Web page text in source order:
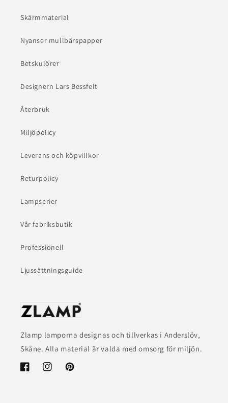
Skärmmaterial
Nyanser mullbärspapper
Betskulörer
Designern Lars Bessfelt
Återbruk
Miljöpolicy
Leverans och köpvillkor
Returpolicy
Lampserier
Vår fabriksbutik
Professionell
Ljussättningsguide
Zlamp lamporna designas och tillverkas i Anderslöv,
Skåne. Alla material är valda med omsorg för miljön.
FacebookInstagramPinterest